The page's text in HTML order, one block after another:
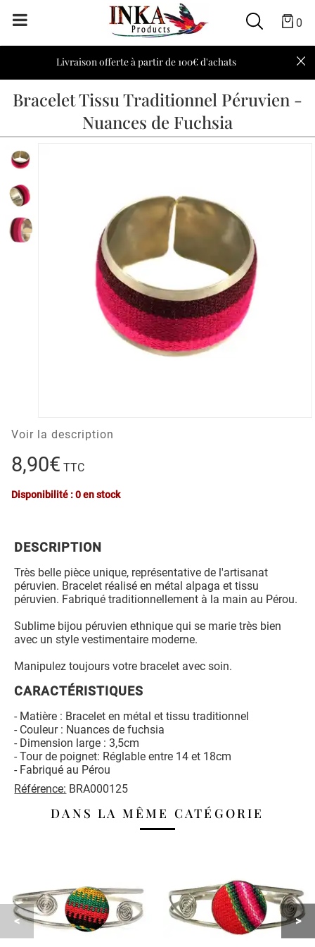
0
Livraison offerte à partir de 100€ d'achats
Bracelet Tissu Traditionnel Péruvien -
Nuances de Fuchsia
Voir la description
8,90€ TTC
Disponibilité : 0 en stock
DESCRIPTION
Très belle pièce unique, représentative de l'artisanat
péruvien. Bracelet réalisé en métal alpaga et tissu
péruvien. Fabriqué traditionnellement à la main au Pérou.
Sublime bijou péruvien ethnique qui se marie très bien
avec un style vestimentaire moderne.
Manipulez toujours votre bracelet avec soin.
CARACTÉRISTIQUES
- Matière : Bracelet en métal et tissu traditionnel
- Couleur : Nuances de fuchsia
- Dimension large : 3,5cm
- Tour de poignet: Réglable entre 14 et 18cm
- Fabriqué au Pérou
Référence: BRA000125
DANS LA MÊME CATÉGORIE